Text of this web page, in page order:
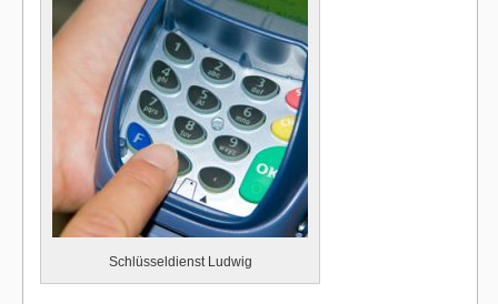
Schlüsseldienst Ludwig